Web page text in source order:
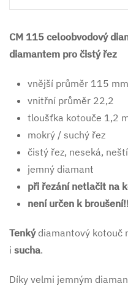
CM 115 celoobvodový
diamantem pro čistý řez
vnější průměr 115 mm
vnitřní průměr 22,2
tloušťka kotouče 1,2
mokrý / suchý řez
čistý řez, neseká,
jemný diamant
při řezání netlačit na
není určen k
Tenký diamantový kotouč
i sucha.
Díky velmi jemným